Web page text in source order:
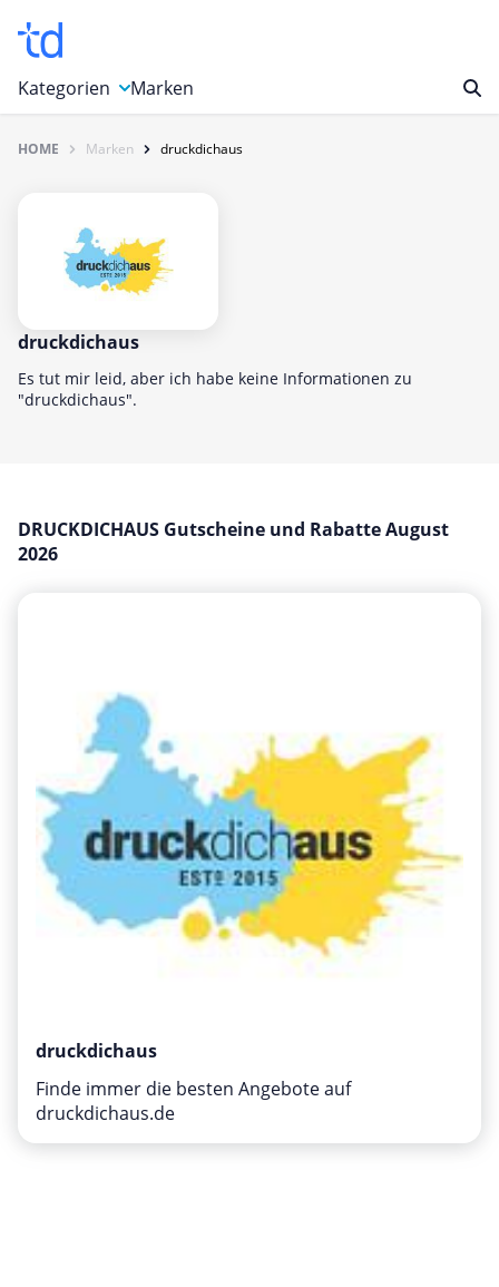
Kategorien
Auto, Motorrad & Werkzeuge
Bücher & Magazine
Computer & Elektronik
Entertainment & Media
Essen & Trinken
Foto, Druck & Büro
Gaming & Spielzeug
Mobilfunk & Internet
Mode & Accessoires
Urlaub & Reise
Marken
HOME Marken druckdichaus
druckdichaus
Es tut mir leid, aber ich habe keine Informationen zu
"druckdichaus".
DRUCKDICHAUS Gutscheine und Rabatte August
2026
druckdichaus
Finde immer die besten Angebote auf
druckdichaus.de